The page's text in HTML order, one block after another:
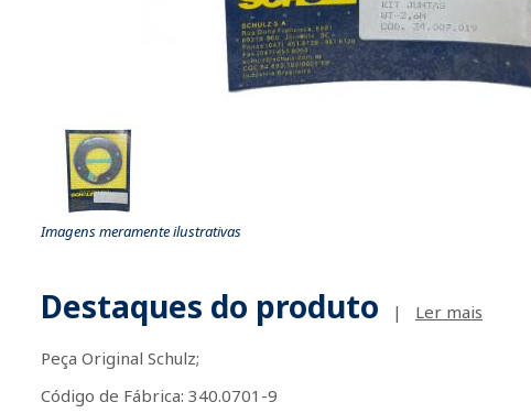
Imagens meramente ilustrativas
Destaques do produto | Ler mais
Peça Original Schulz;
Código de Fábrica: 340.0701-9